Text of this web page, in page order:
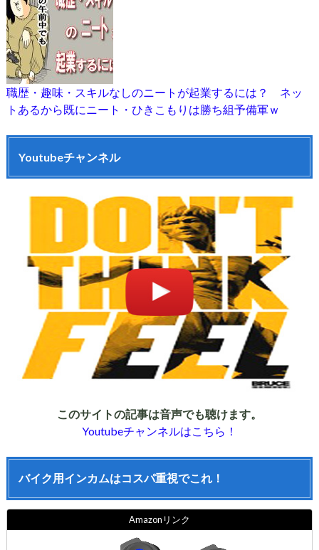
職歴・趣味・スキルなしのニートが起業するには？ ネッ
トあるから既にニート・ひきこもりは勝ち組予備軍ｗ
Youtubeチャンネル
このサイトの記事は音声でも聴けます。
Youtubeチャンネルはこちら！
バイク用インカムはコスパ重視でこれ！
Amazonリンク